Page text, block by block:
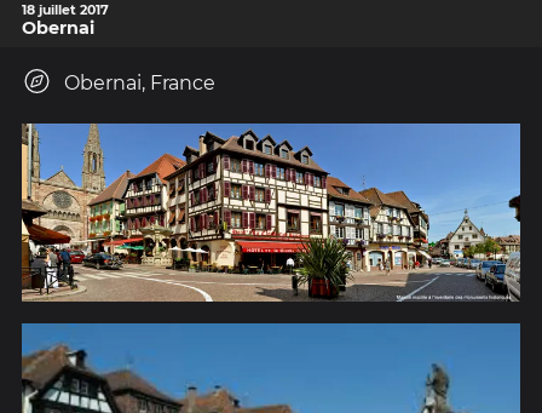
18 juillet 2017
Obernai
Obernai, France